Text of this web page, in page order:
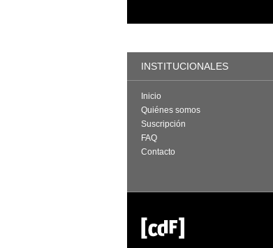
INSTITUCIONALES
Inicio
Quiénes somos
Suscripción
FAQ
Contacto